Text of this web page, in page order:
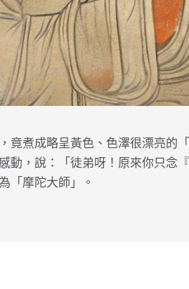
竟煮成略呈黃色、色澤很漂亮的
動，說：「徒弟呀！原來你只念
「摩陀大師」。